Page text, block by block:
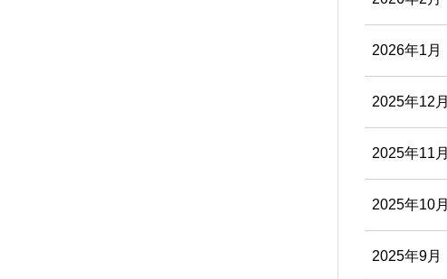
2026年1月
2025年12月
2025年11月
2025年10月
2025年9月